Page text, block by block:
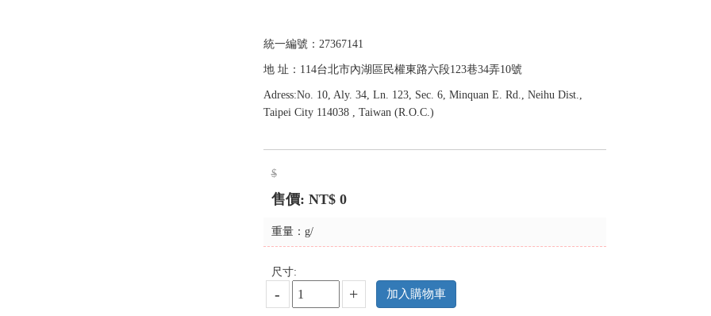
統一編號：27367141
地 址：114台北市內湖區民權東路六段123巷34弄10號
Adress:No. 10, Aly. 34, Ln. 123, Sec. 6, Minquan E. Rd., Neihu Dist.,
Taipei City 114038 , Taiwan (R.O.C.)
$
售價: NT$ 0
重量：g/
尺寸:
- + 加入購物車